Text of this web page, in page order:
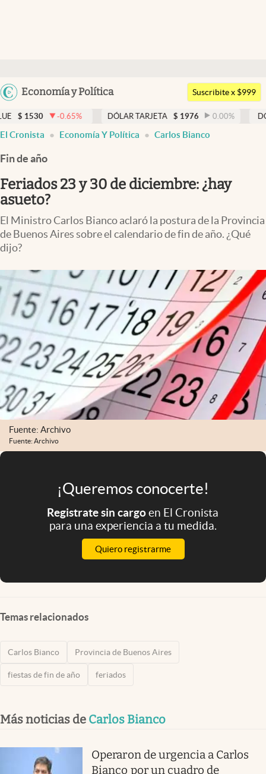
Argentina
Uruguay
Economía y Política
Members
Economía y Política
Finanzas y Mercados
Mercados Online
Negocios
Columnistas
Infotechnology
Clase
Clima
Mundial 2026
Eventos Corporativos
El Cronista Studio
Mediakit
abre en nueva pestaña
Argentina
Suscribite x $999
-0.65% DÓLAR TARJETA $ 1976 0.00 % DÓLAR MEP $
El Cronista Economía Y Política Carlos Bianco
Fin de año
Feriados 23 y 30 de diciembre: ¿hay
asueto?
El Ministro Carlos Bianco aclaró la postura de la Provincia
de Buenos Aires sobre el calendario de fin de año. ¿Qué
dijo?
Fuente: Archivo
Fuente: Archivo
¡Queremos conocerte!
Registrate sin cargoen El Cronista
para una experiencia a tu medida.
Quiero registrarme
Temas relacionados
Carlos Bianco Provincia de Buenos Aires
fiestas de fin de año feriados
Más noticias de Carlos Bianco
Operaron de urgencia a Carlos
Bianco por un cuadro de